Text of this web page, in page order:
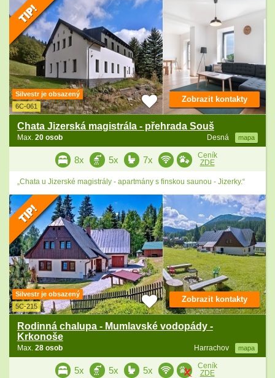
Silvestr je obsazený
6C-061
Chata Jizerská magistrála - přehrada Souš
Desná mapa
Max. 20 osob
Zobrazit kontakty
8x 5x 7x
Ceník
ZDE
„Chata u Jizerské magistrály - apartmány s finskou saunou - Jizerky.“
Silvestr je obsazený
5C-215
Rodinná chalupa - Mumlavské vodopády -
Krkonoše
Harrachov mapa
Max. 28 osob
Zobrazit kontakty
5x 5x 5x
Ceník
ZDE